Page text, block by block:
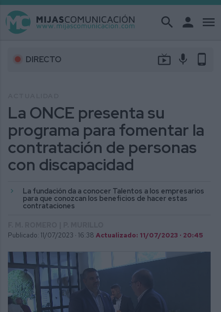
search person menu
DIRECTO live_tv mic phone_android
La ONCE presenta su
programa para fomentar la
contratación de personas
con discapacidad
La fundación da a conocer Talentos a los empresarios
para que conozcan los beneficios de hacer estas
contrataciones
Publicado: 11/07/2023 · 16:38 Actualizado: 11/07/2023 · 20:45